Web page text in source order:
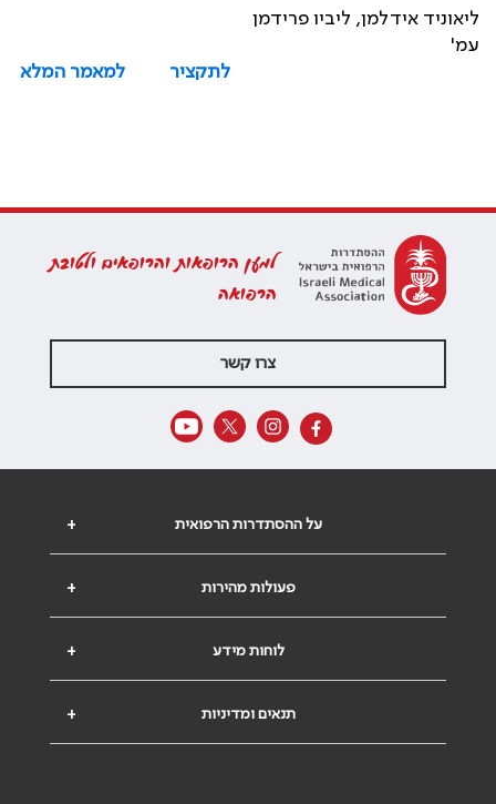
ליאוניד אידלמן, ליביו פרידמן
עמ'
לתקציר
למאמר המלא
למען הרופאות והרופאים ולטובת
הרפואה
צרו קשר
+ על ההסתדרות הרפואית
+ פעולות מהירות
+ לוחות מידע
+ תנאים ומדיניות